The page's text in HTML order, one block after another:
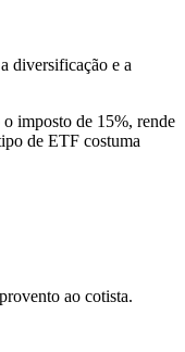
diversificação e a
imposto de 15%, rende
de ETF costuma
ao cotista.